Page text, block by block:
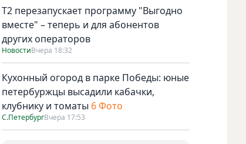
Т2 перезапускает программу "Выгодно
вместе" – теперь и для абонентов
других операторов
НовостиВчера 18:32
Кухонный огород в парке Победы: юные
петербуржцы высадили кабачки,
клубнику и томаты 6 Фото
С.ПетербургВчера 17:53